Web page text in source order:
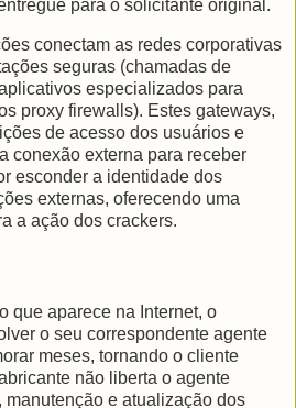
para o solicitante original.
conectam as redes corporativas
seguras (chamadas de
especializados para
proxy firewalls). Estes gateways,
de acesso dos usuários e
conexão externa para receber
esconder a identidade dos
externas, oferecendo uma
a ação dos crackers.
que aparece na Internet, o
o seu correspondente agente
meses, tornando o cliente
não liberta o agente
manutenção e atualização dos